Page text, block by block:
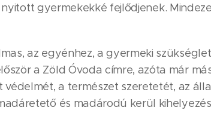
gyermekekké fejlődjenek.
az egyénhez, a gyermeki
a Zöld Óvoda címre, azóta már
a természet szeretetét, az
és madárodú kerül